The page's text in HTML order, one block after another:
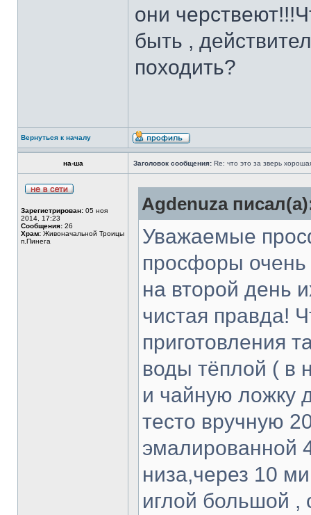
они
быть ,
походить?
Вернуться к началу
на-ша Заголовок сообщения: Re: что это за зверь
Зарегистрирован: 05 ноя
2014, 17:23
Сообщения: 26
Храм: Живоначальной Троицы
п.Пинега
Agdenuza
Уважаемые
просфоры очень
на второй день
чистая правда!
приготовления
воды тёплой ( в
и чайную ложку
тесто вручную
эмалированной
низа,через 10
иглой большой ,